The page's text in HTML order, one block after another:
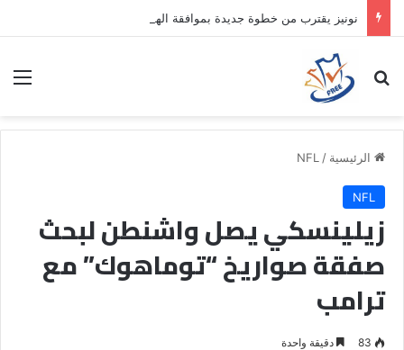
نونيز يقترب من خطوة جديدة بموافقة الهلال
بحث عن
الرئيسية /
NFL
NFL
زيلينسكي يصل واشنطن لبحث
صفقة صواريخ “توماهوك” مع
ترامب
83 دقيقة واحدة